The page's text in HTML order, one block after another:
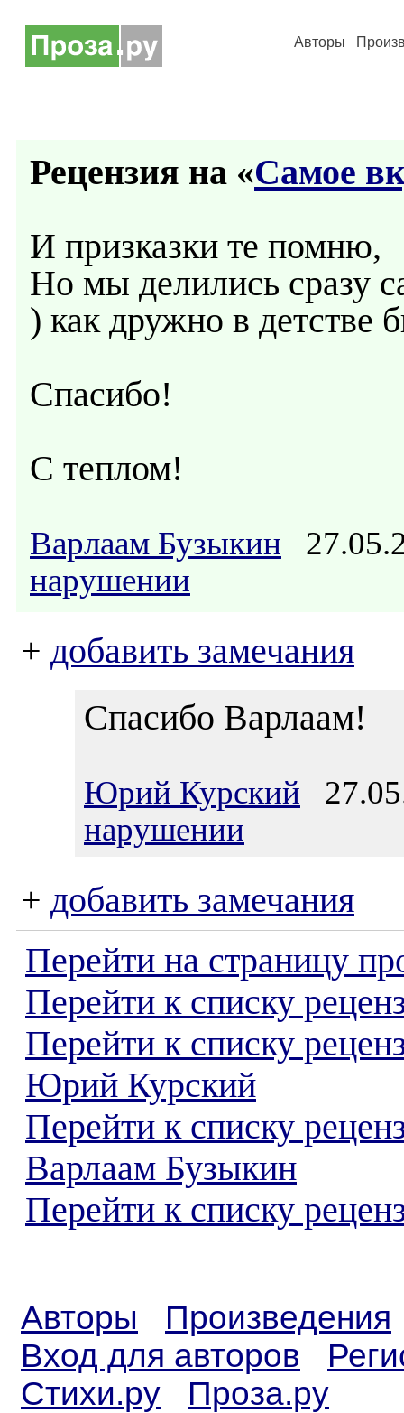
Авторы
Рецензия на «Самое
И призказки те помню,
Но мы делились сразу
) как дружно в детстве
Спасибо!
С теплом!
Варлаам Бузыкин
нарушении
+ добавить замечания
Спасибо Варлаам!
Юрий Курский
нарушении
+ добавить замечания
Перейти на страницу
Перейти к списку
Перейти к списку
Юрий Курский
Перейти к списку
Варлаам Бузыкин
Перейти к списку
Авторы
Произведения
Вход для авторов
Стихи.ру
Проза.ру